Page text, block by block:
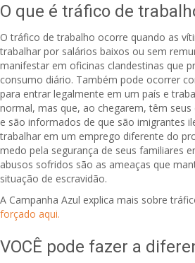
O que é tráfico de
O tráfico de trabalho ocorre quando as
trabalhar por salários baixos ou sem
manifestar em oficinas clandestinas que
consumo diário. Também pode ocorrer
para entrar legalmente em um país e
normal, mas que, ao chegarem, têm
e são informados de que são imigrantes
trabalhar em um emprego diferente do
medo pela segurança de seus familiares
abusos sofridos são as ameaças que
situação de escravidão.
A Campanha Azul explica mais sobre
forçado aqui.
VOCÊ pode fazer a